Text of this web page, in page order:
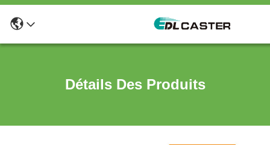
Détails Des Produits